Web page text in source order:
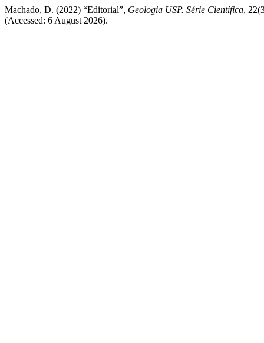
Machado, D. (2022) “Editorial”, Geologia USP. Série Científica,
(Accessed: 6 August 2026).